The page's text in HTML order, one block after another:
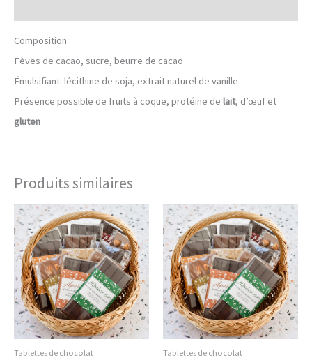
Composition :
Fèves de cacao, sucre, beurre de cacao
Émulsifiant: lécithine de soja, extrait naturel de vanille
Présence possible de fruits à coque, protéine de lait, d’œuf et
gluten
Produits similaires
Tablettes de chocolat Tablettes de chocolat